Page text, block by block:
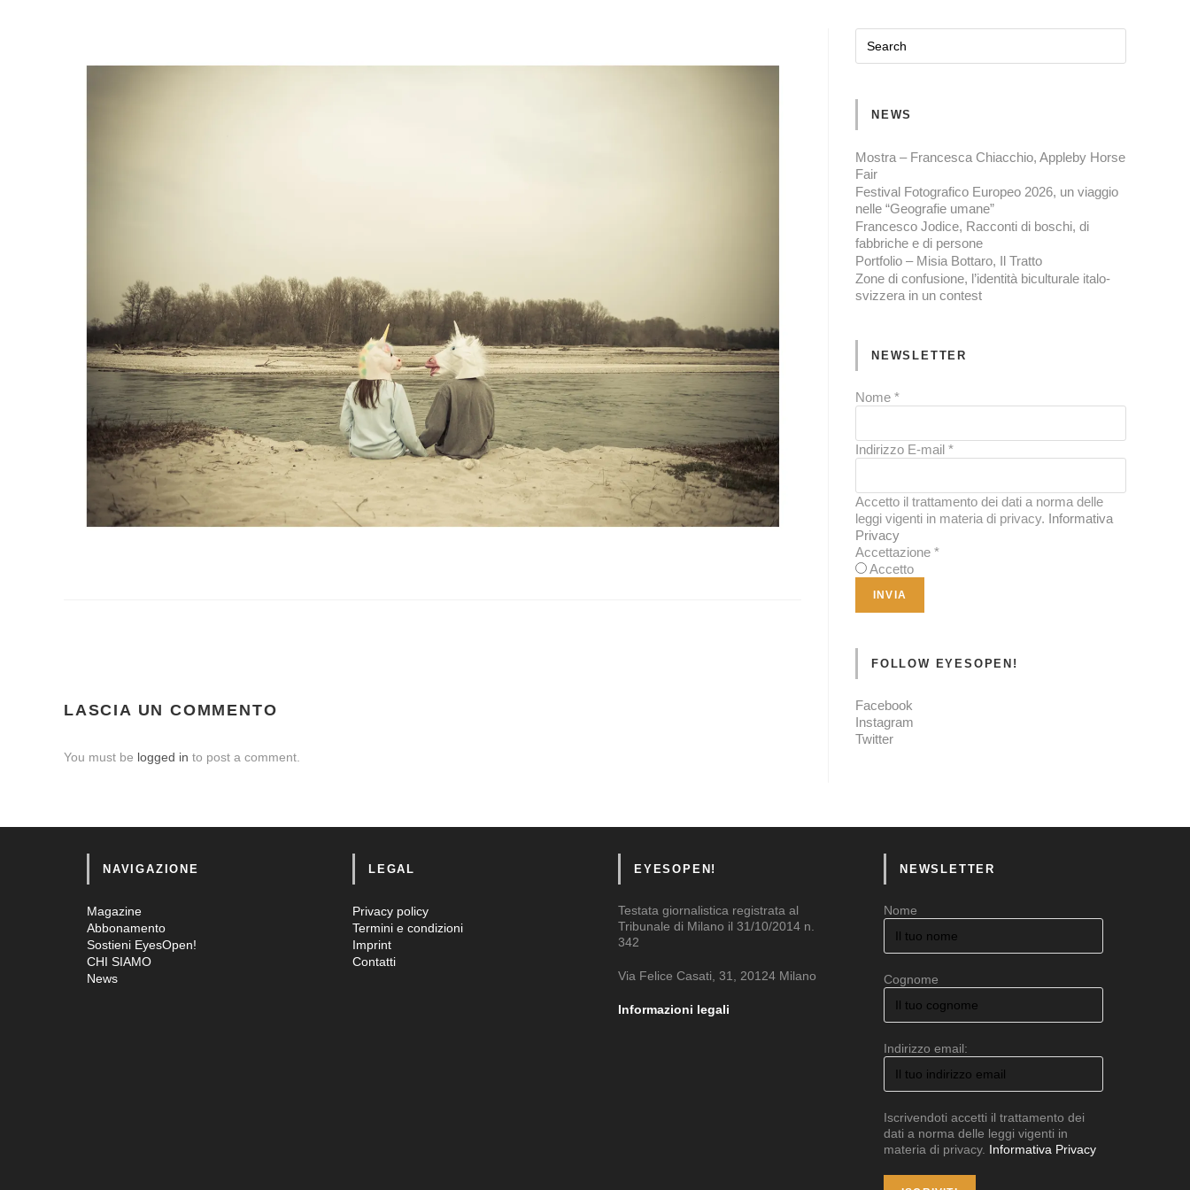
LASCIA UN COMMENTO
You must be logged in to post a comment.
NEWS
Mostra – Francesca Chiacchio, Appleby Horse
Fair
Festival Fotografico Europeo 2026, un viaggio
nelle “Geografie umane”
Francesco Jodice, Racconti di boschi, di
fabbriche e di persone
Portfolio – Misia Bottaro, Il Tratto
Zone di confusione, l’identità biculturale italo-
svizzera in un contest
NEWSLETTER
Nome *
Indirizzo E-mail *
Accetto il trattamento dei dati a norma delle
leggi vigenti in materia di privacy. Informativa
Privacy
Accettazione *
Accetto
FOLLOW EYESOPEN!
Facebook
Instagram
Twitter
NAVIGAZIONE
Magazine
Abbonamento
Sostieni EyesOpen!
CHI SIAMO
News
LEGAL
Privacy policy
Termini e condizioni
Imprint
Contatti
EYESOPEN!
Testata giornalistica registrata al
Tribunale di Milano il 31/10/2014 n.
342
Via Felice Casati, 31, 20124 Milano
Informazioni legali
NEWSLETTER
Nome
Cognome
Indirizzo email:
Iscrivendoti accetti il trattamento dei
dati a norma delle leggi vigenti in
materia di privacy. Informativa Privacy